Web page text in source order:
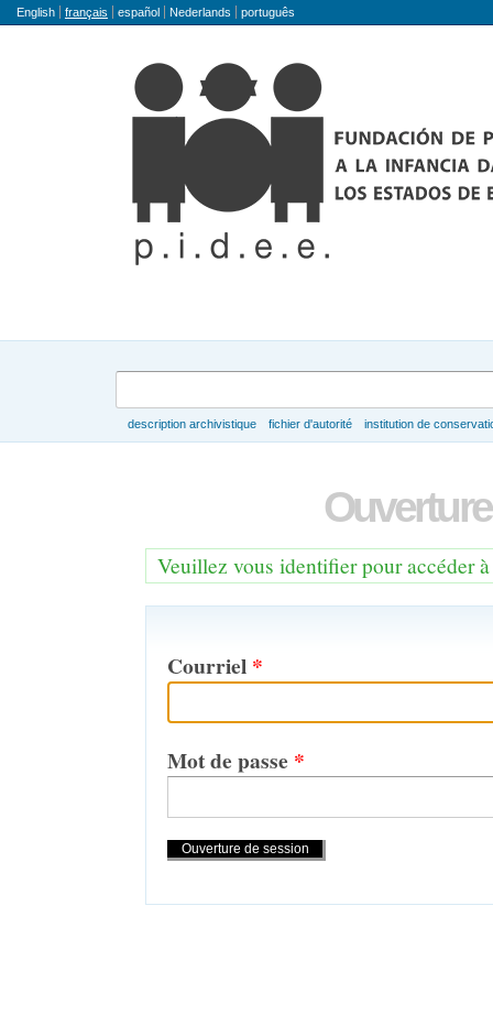
Langue
English français español Nederlands português
description archivistique fichier d'autorité institution de
Veuillez vous identifier pour accéder
Courriel *
Mot de passe *
Actions